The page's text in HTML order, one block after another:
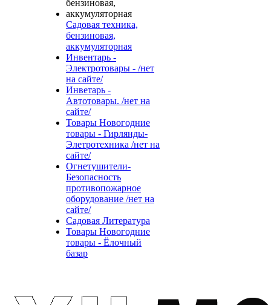
Садовая техника,
бензиновая,
аккумуляторная
Инвентарь -
Электротовары - /нет
на сайте/
Инветарь -
Автотовары. /нет на
сайте/
Товары Новогодние
товары - Гирлянды-
Элетротехника /нет на
сайте/
Огнетушители-
Безопасность
противопожарное
оборудование /нет на
сайте/
Садовая Литература
Товары Новогодние
товары - Ёлочный
базар